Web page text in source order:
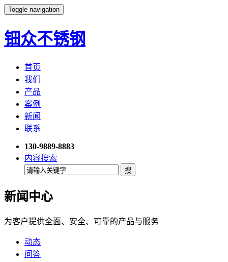
Toggle navigation
钿众不锈钢
首页
我们
产品
案例
新闻
联系
130-9889-8883
内容搜索
新闻中心
为客户提供全面、安全、可靠的产品与服务
动态
问答